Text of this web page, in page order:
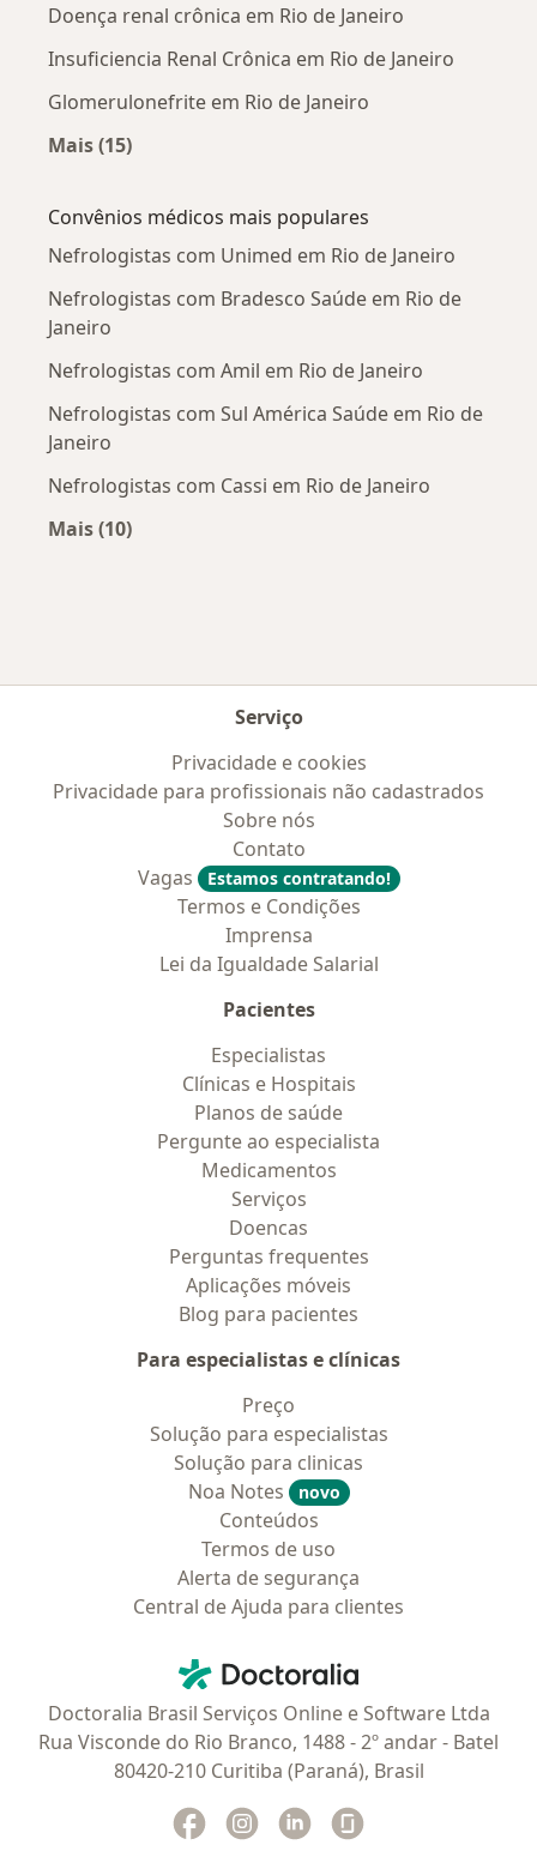
Doença renal crônica em Rio de Janeiro
Insuficiencia Renal Crônica em Rio de Janeiro
Glomerulonefrite em Rio de Janeiro
Mais (15)
Convênios médicos mais populares
Nefrologistas com Unimed em Rio de Janeiro
Nefrologistas com Bradesco Saúde em Rio de
Janeiro
Nefrologistas com Amil em Rio de Janeiro
Nefrologistas com Sul América Saúde em Rio de
Janeiro
Nefrologistas com Cassi em Rio de Janeiro
Mais (10)
Serviço
Privacidade e cookies
Privacidade para profissionais não cadastrados
Sobre nós
Contato
Vagas
Estamos contratando!
Termos e Condições
Imprensa
Lei da Igualdade Salarial
Pacientes
Especialistas
Clínicas e Hospitais
Planos de saúde
Pergunte ao especialista
Medicamentos
Serviços
Doencas
Perguntas frequentes
Aplicações móveis
Blog para pacientes
Para especialistas e clínicas
Preço
Solução para especialistas
Solução para clinicas
Noa Notes
novo
Conteúdos
Termos de uso
Alerta de segurança
Central de Ajuda para clientes
Doctoralia - Homepage
Doctoralia Brasil Serviços Online e Software Ltda
Rua Visconde do Rio Branco, 1488 - 2º andar - Batel
80420-210 Curitiba (Paraná), Brasil
Facebook
abre num novo separador
Instagram
abre num novo separador
Linkedin
abre num novo